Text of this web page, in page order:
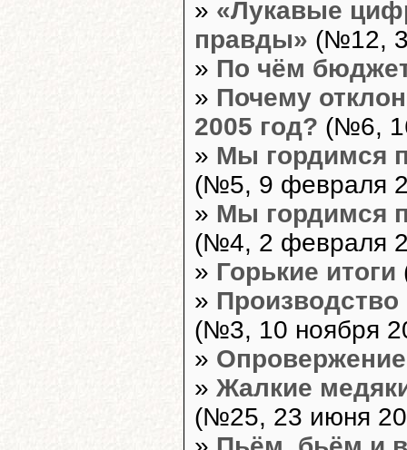
» «Лукавые
правды» (№12,
» По чём
» Почему
2005 год? (№6,
» Мы гордимся
(№5, 9 февраля
» Мы гордимся
(№4, 2 февраля
» Горькие итоги
» Производство
(№3, 10 ноября
»
» Жалкие
(№25, 23 июня